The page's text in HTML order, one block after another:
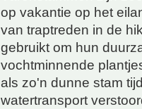
op vakantie op het
van traptreden in de
gebruikt om hun
vochtminnende
als zo'n dunne stam
watertransport